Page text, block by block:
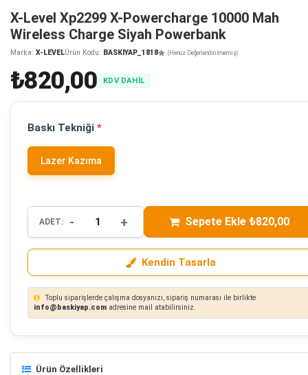
X-Level Xp2299 X-Powercharge 10000 Mah
Wireless Charge Siyah Powerbank
Marka: X-LEVELÜrün Kodu: BASKIYAP_1818 (Henüz Değerlendirilmemiş)
₺820,00 KDV DAHİL
Baskı Tekniği *
Lazer Kazıma
ADET: - + Sepete Ekle ₺820,00
Kendin Tasarla
Toplu siparişlerde çalışma dosyanızı, sipariş numarası ile birlikte
info@baskiyap.com adresine mail atabilirsiniz.
Ürün Özellikleri